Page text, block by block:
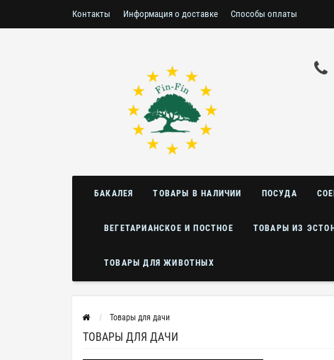
Контакты Информация о доставке Способы оплаты
БАКАЛЕЯ ТОВАРЫ В НАЛИЧИИ ПОСУДА
ВЕГЕТАРИАНСКОЕ И ПОСТНОЕ ТОВАРЫ ИЗ
ТОВАРЫ ДЛЯ ЖИВОТНЫХ
Товары для дачи
ТОВАРЫ ДЛЯ ДАЧИ